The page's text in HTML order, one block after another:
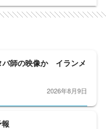
は自民党、日本維新の
道改革連合、立憲民主
分野を、細かくフォロ
人事院も取材対象とな
界、官界まで、政治部
えます。
バ師の映像か イランメ
2026年8月9日
報